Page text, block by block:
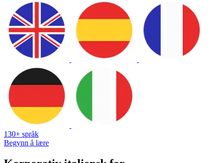
130+ språk
Begynn å lære